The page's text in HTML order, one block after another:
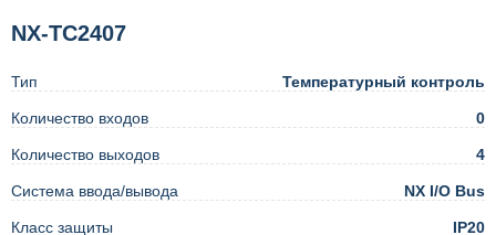
NX-TC2407
Тип Температурный контроль
Количество входов 0
Количество выходов 4
Система ввода/вывода NX I/O Bus
Класс защиты IP20